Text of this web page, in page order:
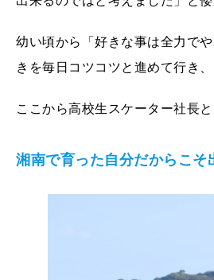
幼い頃から「好きな事は全力で
きを毎日コツコツと進めて行き
ここから高校生スケーター社長
湘南で育った自分だからこそ